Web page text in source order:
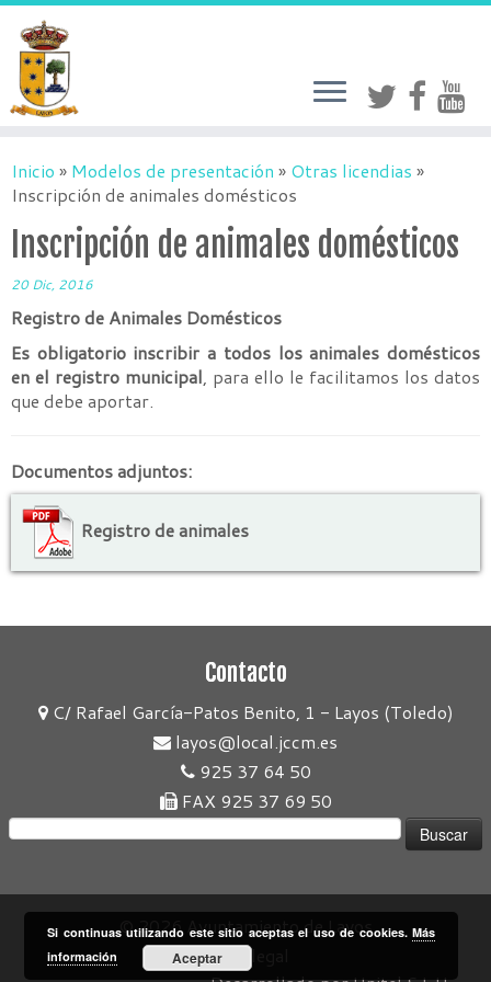
Inicio » Modelos de presentación » Otras licendias »
Inscripción de animales domésticos
Inscripción de animales domésticos
20 Dic, 2016
Registro de Animales Domésticos
Es obligatorio inscribir a todos los animales domésticos
en el registro municipal, para ello le facilitamos los datos
que debe aportar.
Documentos adjuntos:
Registro de animales
Contacto
C/ Rafael García-Patos Benito, 1 - Layos (Toledo)
layos@local.jccm.es
925 37 64 50
FAX 925 37 69 50
© 2026 Ayuntamiento de Layos
Aviso legal
Si continuas utilizando este sitio aceptas el uso de cookies. Más
información
Aceptar